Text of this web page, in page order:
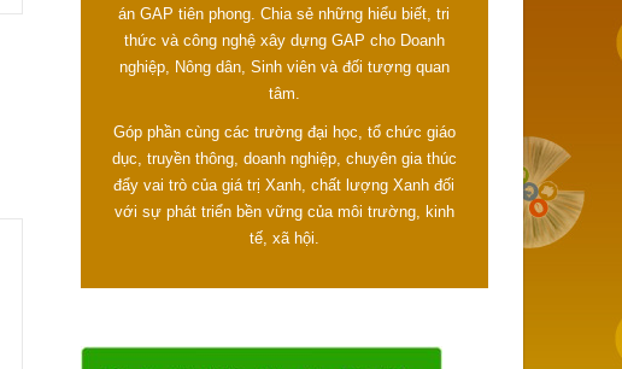
án GAP tiên phong. Chia sẻ những hiểu biết, tri
thức và công nghệ xây dựng GAP cho Doanh
nghiệp, Nông dân, Sinh viên và đối tượng quan
tâm.
Góp phần cùng các trường đại học, tổ chức giáo
dục, truyền thông, doanh nghiệp, chuyên gia thúc
đẩy vai trò của giá trị Xanh, chất lượng Xanh đối
với sự phát triển bền vững của môi trường, kinh
tế, xã hội.